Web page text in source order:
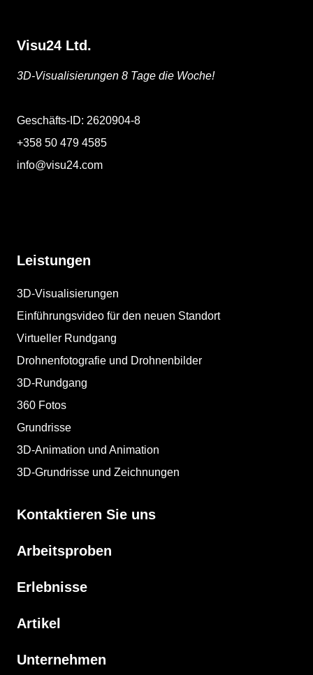
Visu24 Ltd.
3D-Visualisierungen 8 Tage die Woche!
Geschäfts-ID: 2620904-8
+358 50 479 4585
info@visu24.com
Leistungen
3D-Visualisierungen
Einführungsvideo für den neuen Standort
Virtueller Rundgang
Drohnenfotografie und Drohnenbilder
3D-Rundgang
360 Fotos
Grundrisse
3D-Animation und Animation
3D-Grundrisse und Zeichnungen
Kontaktieren Sie uns
Arbeitsproben
Erlebnisse
Artikel
Unternehmen